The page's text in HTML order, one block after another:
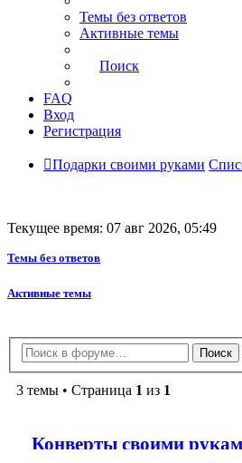
Темы без ответов
Активные темы
Поиск
FAQ
Вход
Регистрация
Подарки своими руками
Текущее время: 07 авг 2026, 05:49
Темы без ответов
Активные темы
Поиск
3 темы • Страница 1 из 1
Конверты своими